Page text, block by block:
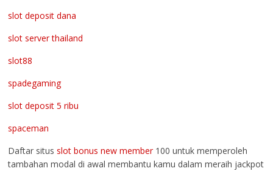
slot deposit dana
slot server thailand
slot88
spadegaming
slot deposit 5 ribu
spaceman
Daftar situsslot bonus new member100 untuk memperoleh
tambahan modal di awal membantu kamu dalam meraih jackpot